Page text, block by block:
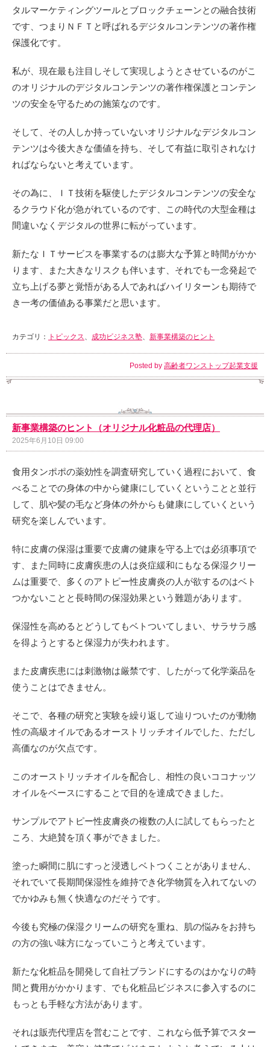
タルマーケティングツールとブロックチェーンとの融合技術
です、つまりＮＦＴと呼ばれるデジタルコンテンツの著作権
保護化です。
私が、現在最も注目しそして実現しようとさせているのがこ
のオリジナルのデジタルコンテンツの著作権保護とコンテン
ツの安全を守るための施策なのです。
そして、その人しか持っていないオリジナルなデジタルコン
テンツは今後大きな価値を持ち、そして有益に取引されなけ
ればならないと考えています。
その為に、ＩＴ技術を駆使したデジタルコンテンツの安全な
るクラウド化が急がれているのです、この時代の大型金種は
間違いなくデジタルの世界に転がっています。
新たなＩＴサービスを事業するのは膨大な予算と時間がかか
ります、また大きなリスクも伴います、それでも一念発起で
立ち上げる夢と覚悟がある人であればハイリターンも期待で
き一考の価値ある事業だと思います。
カテゴリ： トピックス、 成功ビジネス塾、 新事業構築のヒント
Posted by 高齢者ワンストップ起業支援
新事業構築のヒント（オリジナル化粧品の代理店）
2025年6月10日 09:00
食用タンポポの薬効性を調査研究していく過程において、食
べることでの身体の中から健康にしていくということと並行
して、肌や髪の毛など身体の外からも健康にしていくという
研究を楽しんでいます。
特に皮膚の保湿は重要で皮膚の健康を守る上では必須事項で
す、また同時に皮膚疾患の人は炎症緩和にもなる保湿クリー
ムは重要で、多くのアトピー性皮膚炎の人が欲するのはベト
つかないことと長時間の保湿効果という難題があります。
保湿性を高めるとどうしてもベトついてしまい、サラサラ感
を得ようとすると保湿力が失われます。
また皮膚疾患には刺激物は厳禁です、したがって化学薬品を
使うことはできません。
そこで、各種の研究と実験を繰り返して辿りついたのが動物
性の高級オイルであるオーストリッチオイルでした、ただし
高価なのが欠点です。
このオーストリッチオイルを配合し、相性の良いココナッツ
オイルをベースにすることで目的を達成できました。
サンプルでアトピー性皮膚炎の複数の人に試してもらったと
ころ、大絶賛を頂く事ができました。
塗った瞬間に肌にすっと浸透しベトつくことがありません、
それでいて長期間保湿性を維持でき化学物質を入れてないの
でかゆみも無く快適なのだそうです。
今後も究極の保湿クリームの研究を重ね、肌の悩みをお持ち
の方の強い味方になっていこうと考えています。
新たな化粧品を開発して自社ブランドにするのはかなりの時
間と費用がかかります、でも化粧品ビジネスに参入するのに
もっとも手軽な方法があります。
それは販売代理店を営むことです、これなら低予算でスター